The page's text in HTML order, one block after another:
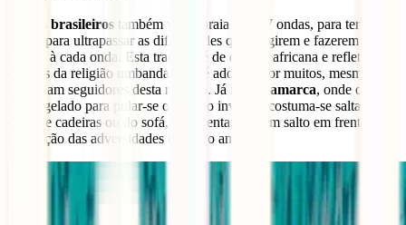
Muitos brasileiros também vão à praia pular 7 ondas, para terem
forças para ultrapassar as dificuldades que surgirem e fazerem um
pedido à cada onda. Esta tradição é de origem africana e reflete as
crenças da religião umbanda, mas é adotada por muitos, mesmo que
não sejam seguidores desta religião. Já na
Dinamarca, onde o mar é
muito gelado para pular-se ondas no inverno, costuma-se saltar de
cima de cadeiras ou do sofá, representando “um salto em frente” e a
superação das adversidades do novo ano.